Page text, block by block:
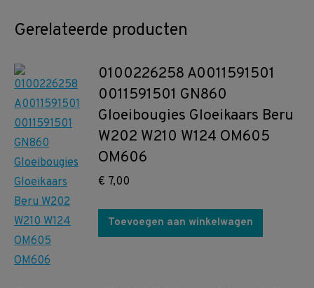
Gerelateerde producten
0100226258 A0011591501
0011591501 GN860
Gloeibougies Gloeikaars Beru
W202 W210 W124 OM605
OM606
€ 7,00
Toevoegen aan winkelwagen